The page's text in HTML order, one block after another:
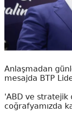
Anlaşmadan
mesajda BTP
'ABD ve stratejik
coğrafyamızda